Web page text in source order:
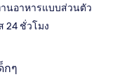
นอาหารแบบส่วนตัว
24 ชั่วโมง
กๆ